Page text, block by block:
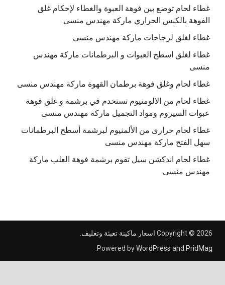
غطاء لحام توضع بين فوهة العبوة والغطاء لإحكام غلق
الفوهة بالكبس الحراري ماركة مهندس منسى
غطاء لغلق لزجاجات ماركة مهندس منسى
غطاء لغلق اسطح العبوات و البرطمانات ماركة مهندس
منسى
غطاء لحام وغلق فوهة برطمان القهوة ماركة مهندس منسى
غطاء لحام من الالومنيوم تستخدم في برشمة و غلق فوهة
عبوات السيروم ومواد التجميل ماركة مهندس منسى
غطاء لحام حرارى من الألمنيوم لبرشمة أسطح البرطمانات
سهل الفتح ماركة مهندس منسى
غطاء لحام اندكشن سيل تقوم برشمة فوهة العلب ماركة
مهندس منسى
Copyright © 2026اسعار ماكينة تعبئة وتغليف.
Powered byWordPressandPridMag
.